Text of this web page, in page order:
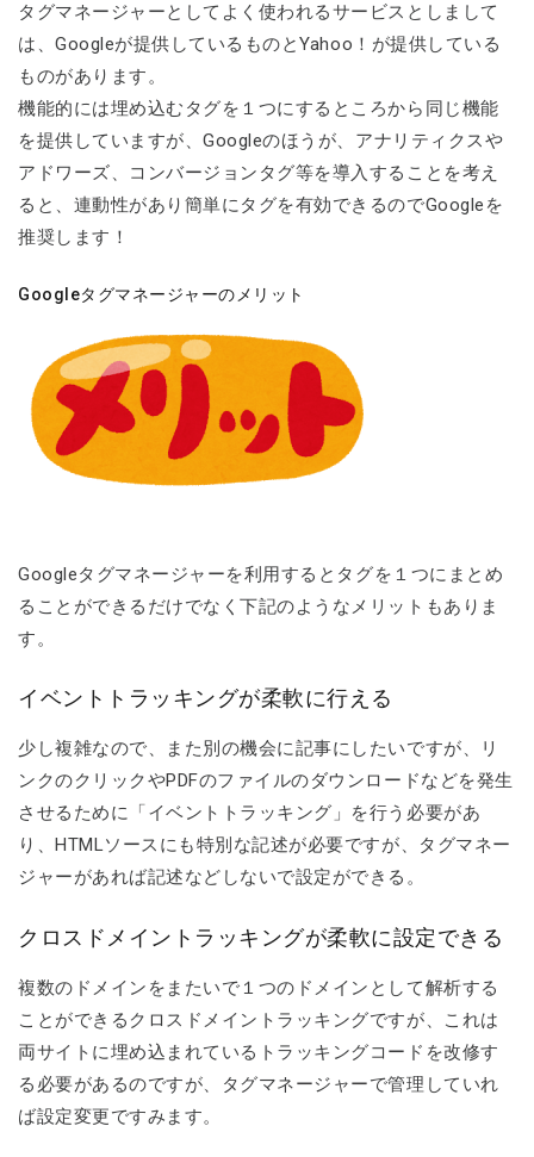
タグマネージャーとしてよく使われるサービスとしまして
は、Googleが提供しているものとYahoo！が提供している
ものがあります。
機能的には埋め込むタグを１つにするところから同じ機能
を提供していますが、Googleのほうが、アナリティクスや
アドワーズ、コンバージョンタグ等を導入することを考え
ると、連動性があり簡単にタグを有効できるのでGoogleを
推奨します！
Googleタグマネージャーのメリット
Googleタグマネージャーを利用するとタグを１つにまとめ
ることができるだけでなく下記のようなメリットもありま
す。
イベントトラッキングが柔軟に行える
少し複雑なので、また別の機会に記事にしたいですが、リ
ンクのクリックやPDFのファイルのダウンロードなどを発生
させるために「イベントトラッキング」を行う必要があ
り、HTMLソースにも特別な記述が必要ですが、タグマネー
ジャーがあれば記述などしないで設定ができる。
クロスドメイントラッキングが柔軟に設定できる
複数のドメインをまたいで１つのドメインとして解析する
ことができるクロスドメイントラッキングですが、これは
両サイトに埋め込まれているトラッキングコードを改修す
る必要があるのですが、タグマネージャーで管理していれ
ば設定変更ですみます。